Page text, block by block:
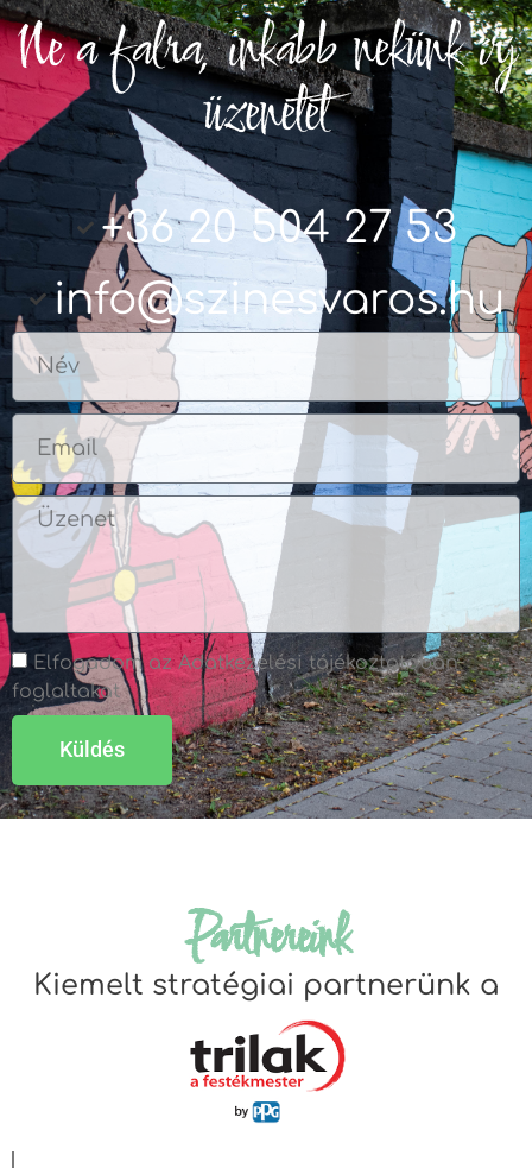
Ne a falra, inkább nekünk írj
üzenetet
+36 20 504 27 53
info@szinesvaros.hu
Elfogadom az Adatkezelési tájékoztatóban
foglaltakat
Küldés
Partnereink
Kiemelt stratégiai partnerünk a